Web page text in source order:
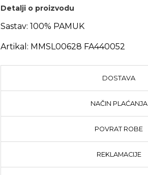
Detalji o proizvodu
Sastav: 100% PAMUK
Artikal: MMSL00628 FA440052
DOSTAVA
NAČIN PLAĆANJA
POVRAT ROBE
REKLAMACIJE